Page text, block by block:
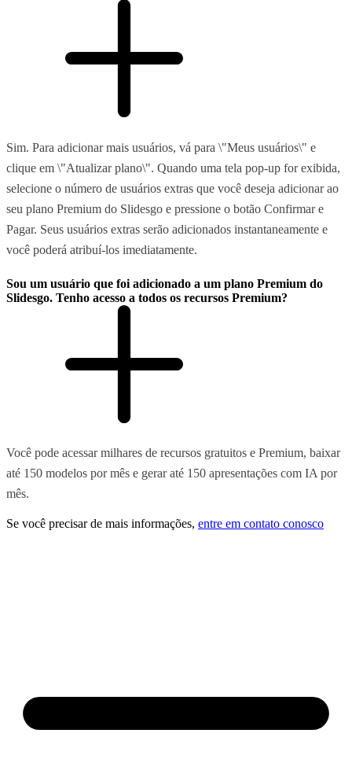
Sim. Para adicionar mais usuários, vá para \"Meus usuários\" e
clique em \"Atualizar plano\". Quando uma tela pop-up for exibida,
selecione o número de usuários extras que você deseja adicionar ao
seu plano Premium do Slidesgo e pressione o botão Confirmar e
Pagar. Seus usuários extras serão adicionados instantaneamente e
você poderá atribuí-los imediatamente.
Sou um usuário que foi adicionado a um plano Premium do
Slidesgo. Tenho acesso a todos os recursos Premium?
Você pode acessar milhares de recursos gratuitos e Premium, baixar
até 150 modelos por mês e gerar até 150 apresentações com IA por
mês.
Se você precisar de mais informações, entre em contato conosco